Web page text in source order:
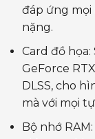
đáp ứng mọi
nặng.
Card đồ
GeForce
DLSS, cho
mà với mọi
Bộ nhớ